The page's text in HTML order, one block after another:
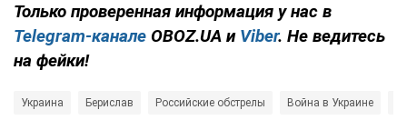
Только проверенная информация у нас в
Telegram-канале OBOZ.UA и Viber. Не ведитесь
на фейки!
Украина Берислав Российские обстрелы Война в Украине